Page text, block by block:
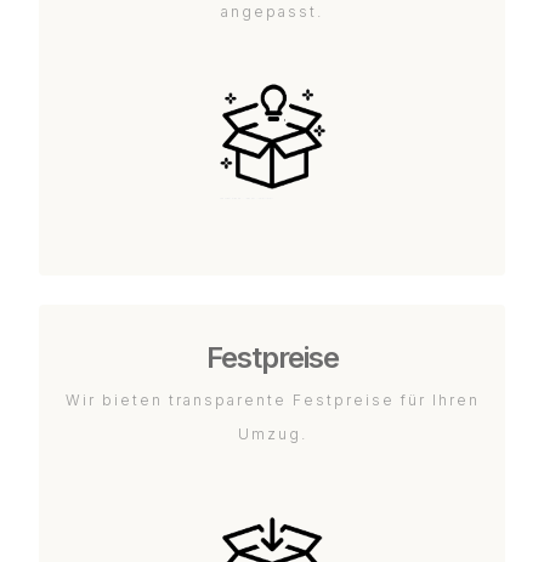
angepasst.
Festpreise
Wir bieten transparente Festpreise für Ihren
Umzug.